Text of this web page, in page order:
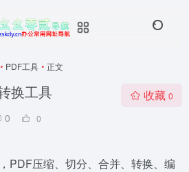
• PDF工具 • 正文
换工具
0 0
收藏 0
PDF压缩、切分、合并、转换、编